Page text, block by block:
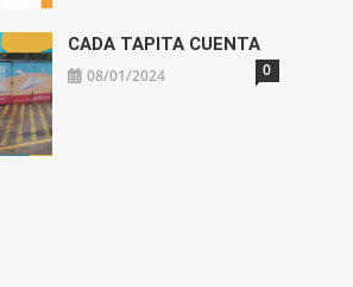
CADA TAPITA CUENTA
08/01/2024 0